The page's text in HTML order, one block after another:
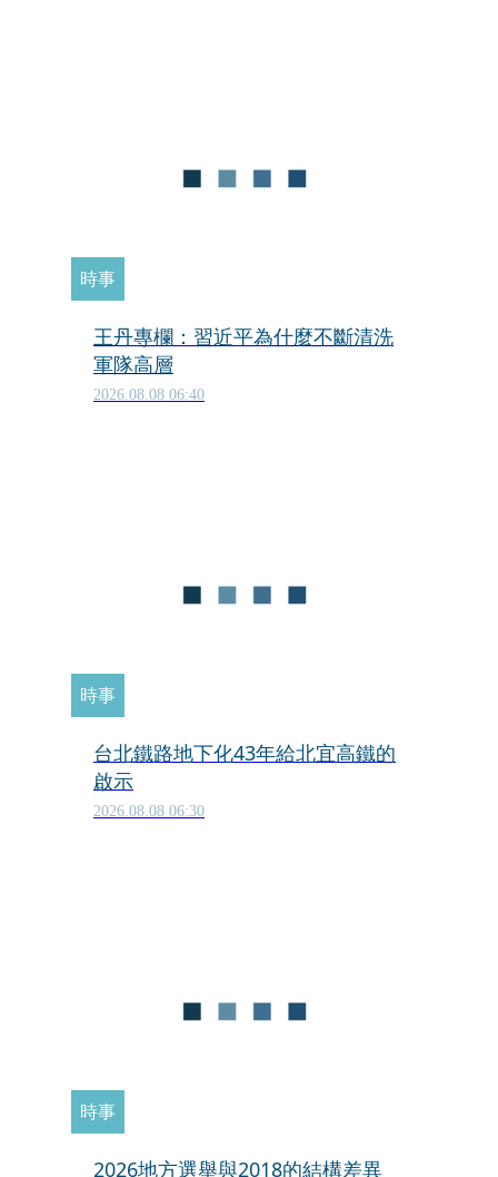
時事
王丹專欄：習近平為什麼不斷清洗
軍隊高層
2026.08.08 06:40
時事
台北鐵路地下化43年給北宜高鐵的
啟示
2026.08.08 06:30
時事
2026地方選舉與2018的結構差異